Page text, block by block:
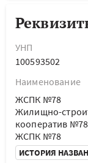
УНП
100593502
Наименование
ЖСПК №78
Жилищно-
кооператив №78
ЖСПК №78
ИСТОРИЯ